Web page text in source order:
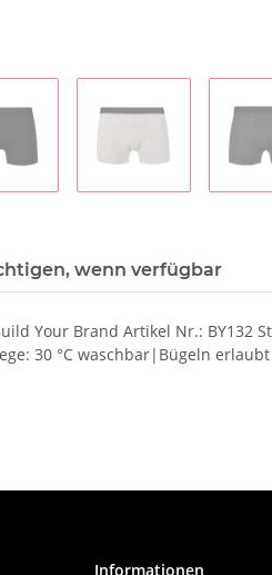
wenn verfügbar
Your Brand Artikel Nr.:
30 °C waschbar|Bügeln
Informationen